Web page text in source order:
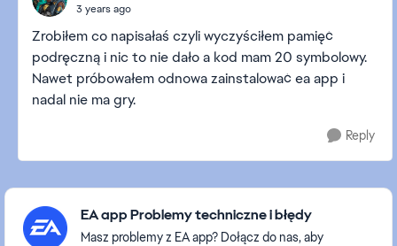
3 years ago
Zrobiłem co napisałaś czyli wyczyściłem pamięć
podręczną i nic to nie dało a kod mam 20 symbolowy.
Nawet próbowałem odnowa zainstalować ea app i
nadal nie ma gry.
Reply
Featured Places
EA app Problemy techniczne i błędy
Masz problemy z EA app? Dołącz do nas, aby